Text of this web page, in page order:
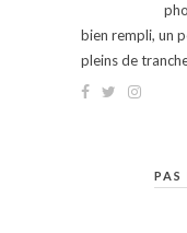
bien rempli, un
pleins de
PAS